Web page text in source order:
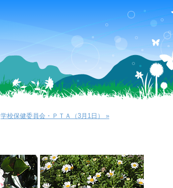
学校保健委員会・ＰＴＡ（3月1日） »